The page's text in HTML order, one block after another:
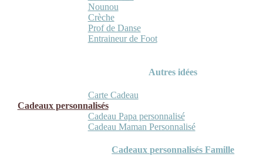
Nounou
Crèche
Prof de Danse
Entraineur de Foot
Autres idées
Carte Cadeau
Cadeaux personnalisés
Cadeau Papa personnalisé
Cadeau Maman Personnalisé
Cadeaux personnalisés Famille